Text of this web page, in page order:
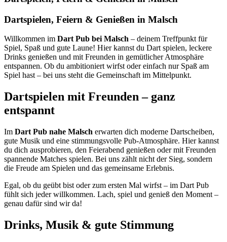
Dartspielen, Feiern & Genießen in Malsch
Willkommen im Dart Pub bei Malsch – deinem Treffpunkt für
Spiel, Spaß und gute Laune! Hier kannst du Dart spielen, leckere
Drinks genießen und mit Freunden in gemütlicher Atmosphäre
entspannen. Ob du ambitioniert wirfst oder einfach nur Spaß am
Spiel hast – bei uns steht die Gemeinschaft im Mittelpunkt.
Dartspielen mit Freunden – ganz
entspannt
Im Dart Pub nahe Malsch erwarten dich moderne Dartscheiben,
gute Musik und eine stimmungsvolle Pub-Atmosphäre. Hier kannst
du dich ausprobieren, den Feierabend genießen oder mit Freunden
spannende Matches spielen. Bei uns zählt nicht der Sieg, sondern
die Freude am Spielen und das gemeinsame Erlebnis.
Egal, ob du geübt bist oder zum ersten Mal wirfst – im Dart Pub
fühlt sich jeder willkommen. Lach, spiel und genieß den Moment –
genau dafür sind wir da!
Drinks, Musik & gute Stimmung